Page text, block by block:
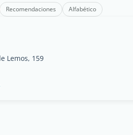
Recomendaciones Alfabético
Lemos, 159